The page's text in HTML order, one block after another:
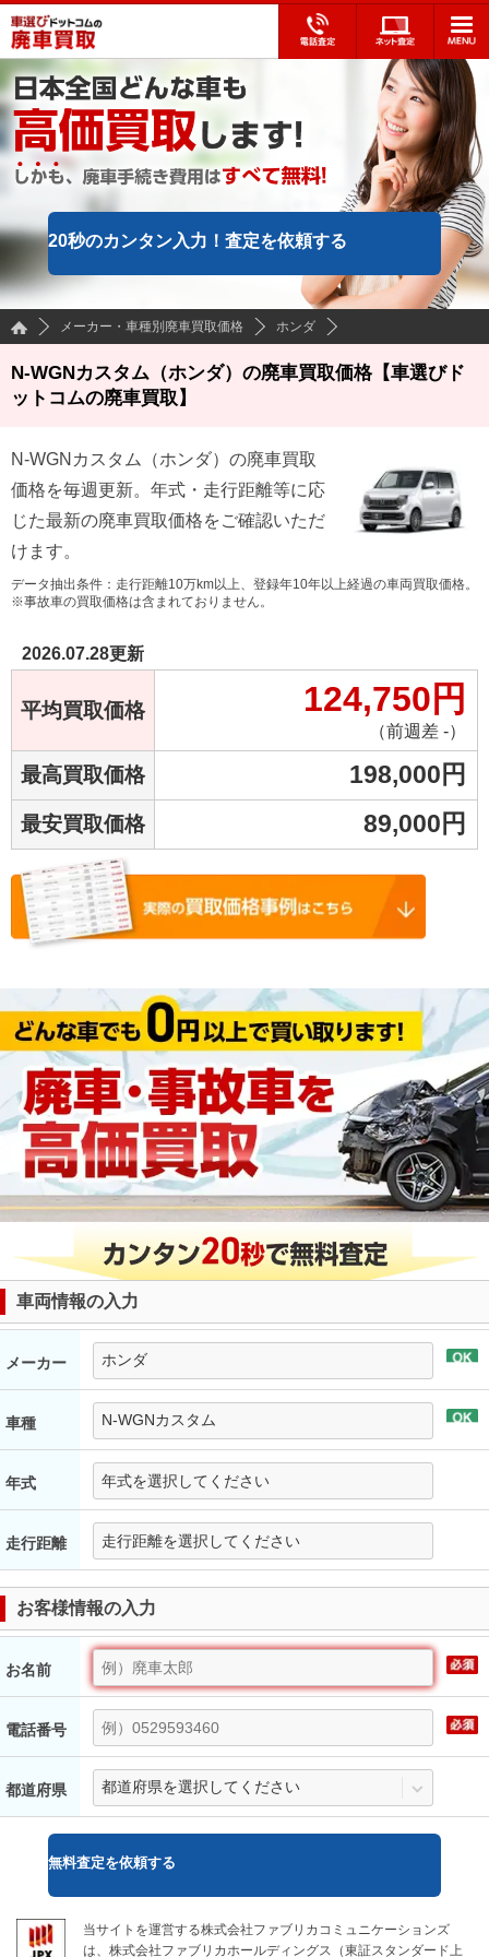
20秒のカンタン入力！ 査定を依頼する
メーカー・車種別廃車買取価格 ホンダ
N-WGNカスタム（ホンダ）の廃車買取価格【車選びド
ットコムの廃車買取】
N-WGNカスタム （ホンダ）の廃車買取
価格を毎週更新。年式・走行距離等に応
じた最新の廃車買取価格をご確認いただ
けます。
データ抽出条件：走行距離10万km以上、登録年10年以上経過の車両買取価格。
※事故車の買取価格は含まれておりません。
2026.07.28更新
平均買取価格 124,750 円
（前週差 -）
最高買取価格 198,000 円
最安買取価格 89,000 円
車両情報の入力
メーカー
車種
年式
走行距離
お客様情報の入力
お名前
電話番号
都道府県
無料査定を依頼する
当サイトを運営する株式会社ファブリカコミュニケーションズ
は、株式会社ファブリカホールディングス（東証スタンダード上